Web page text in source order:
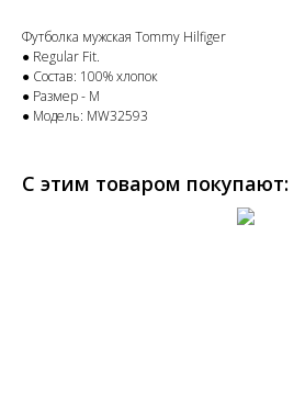
Футболка мужская Tommy Hilfiger
● Regular Fit.
● Состав: 100% хлопок
● Размер - М
● Модель: MW32593
С этим товаром покупают: